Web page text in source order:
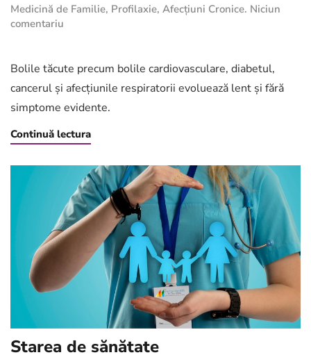
Medicină de Familie, Profilaxie, Afecțiuni Cronice. Niciun
comentariu
Bolile tăcute precum bolile cardiovasculare, diabetul,
cancerul și afecțiunile respiratorii evoluează lent și fără
simptome evidente.
Continuă lectura
Starea de sănătate